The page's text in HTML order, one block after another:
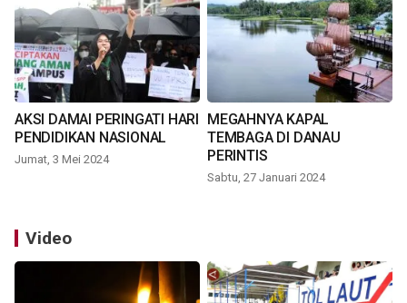
AKSI DAMAI PERINGATI HARI
PENDIDIKAN NASIONAL
Jumat, 3 Mei 2024
MEGAHNYA KAPAL
TEMBAGA DI DANAU
PERINTIS
Sabtu, 27 Januari 2024
Video